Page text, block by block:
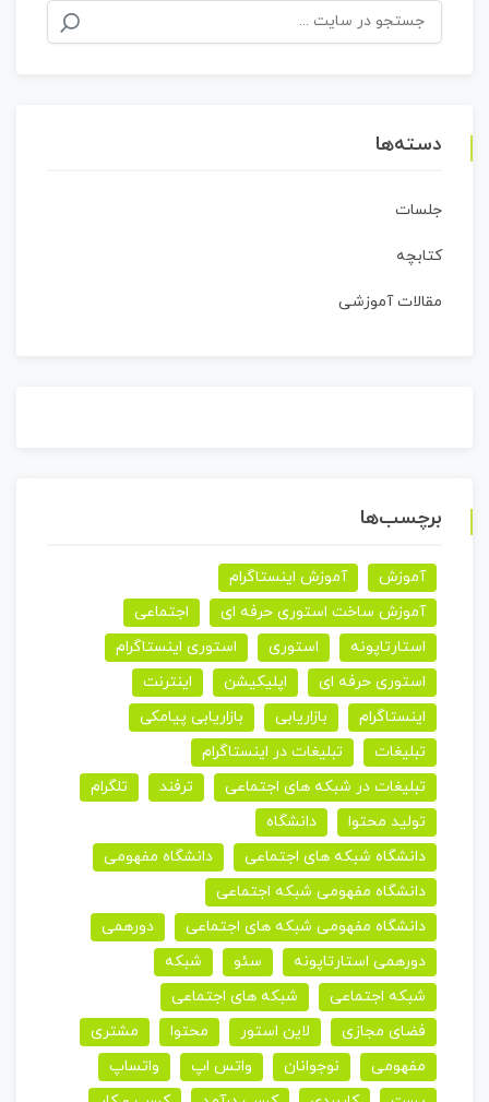
جستجو
برای:
دسته‌ها
جلسات
کتابچه
مقالات آموزشی
برچسب‌ها
آموزش
آموزش اینستاگرام
آموزش ساخت استوری حرفه ای
اجتماعی
استارتاپونه
استوری
استوری اینستاگرام
استوری حرفه ای
اپلیکیشن
اینترنت
اینستاگرام
بازاریابی
بازاریابی پیامکی
تبلیغات
تبلیغات در اینستاگرام
تبلیغات در شبکه های اجتماعی
ترفند
تلگرام
تولید محتوا
دانشگاه
دانشگاه شبکه های اجتماعی
دانشگاه مفهومی
دانشگاه مفهومی شبکه اجتماعی
دانشگاه مفهومی شبکه های اجتماعی
دورهمی
دورهمی استارتاپونه
سئو
شبکه
شبکه اجتماعی
شبکه های اجتماعی
فضای مجازی
لاین استور محتوا
مشتری
مفهومی
نوجوانان واتس اپ
واتساپ